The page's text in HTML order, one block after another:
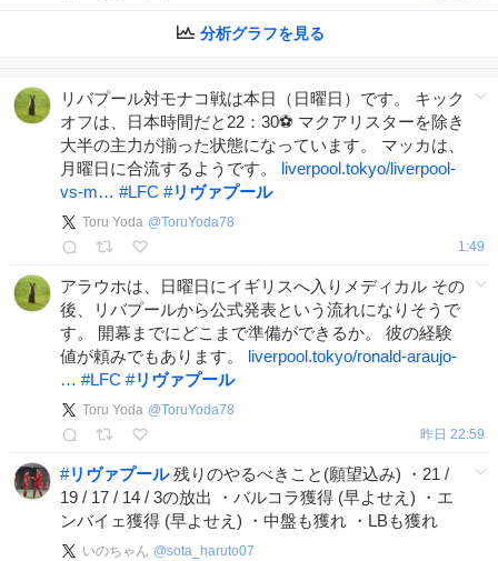
分析グラフを見る
リバプール対モナコ戦は本日（日曜日）です。 キック
オフは、日本時間だと22：30⚽️ マクアリスターを除き
大半の主力が揃った状態になっています。 マッカは、
月曜日に合流するようです。 liverpool.tokyo/liverpool-
vs-m… #LFC #リヴァプール
Toru Yoda @ToruYoda78
1:49
アラウホは、日曜日にイギリスへ入りメディカル その
後、リバプールから公式発表という流れになりそうで
す。 開幕までにどこまで準備ができるか。 彼の経験
値が頼みでもあります。 liverpool.tokyo/ronald-araujo-
… #LFC #リヴァプール
Toru Yoda @ToruYoda78
昨日 22:59
#リヴァプール残りのやるべきこと(願望込み) ・21 /
19 / 17 / 14 / 3の放出 ・バルコラ獲得 (早よせえ) ・エ
ンバイェ獲得 (早よせえ) ・中盤も獲れ ・LBも獲れ
いのちゃん @sota_haruto07